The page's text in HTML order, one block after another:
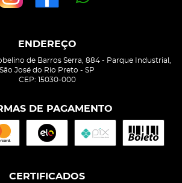
ENDEREÇO
de Barros Serra, 884- Parque Industrial,
São José do Rio Preto - SP
CEP: 15030-000
DE PAGAMENTO
CERTIFICADOS